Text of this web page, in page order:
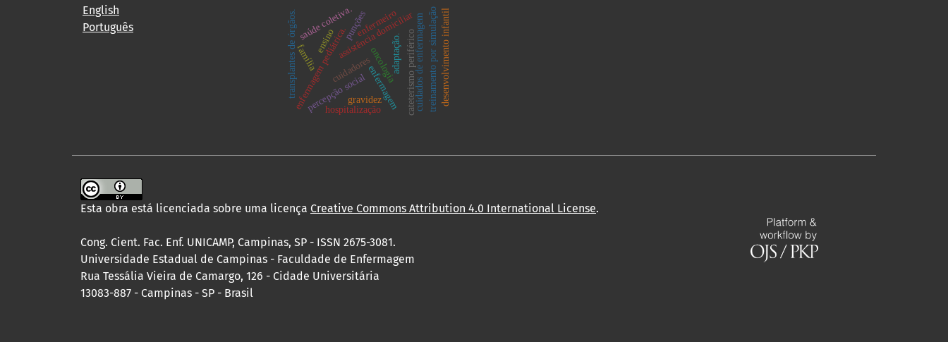
English
Português
assistência domiciliar
cuidadores
enfermagem pediátrica. oncologia cuidados de enfermagem
adaptação.
família
enfermagem
transplantes de órgãos. treinamento por simulação
percepção social
gravidez
enfermeiro desenvolvimento infantil
cateterismo periférico
punções
saúde coletiva.
ensino
hospitalização
Esta obra está licenciada sobre uma licença Creative Commons Attribution 4.0 International License.
Cong. Cient. Fac. Enf. UNICAMP, Campinas, SP - ISSN 2675-3081.
Universidade Estadual de Campinas - Faculdade de Enfermagem
Rua Tessália Vieira de Camargo, 126 - Cidade Universitária
13083-887 - Campinas - SP - Brasil